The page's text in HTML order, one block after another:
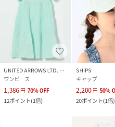
UNITED ARROWS LTD. OUTLET
ワンピース
1,386円 70%OFF
12ポイント(1倍)
SHIPS
キャップ
2,200円 50%
20ポイント(1倍)